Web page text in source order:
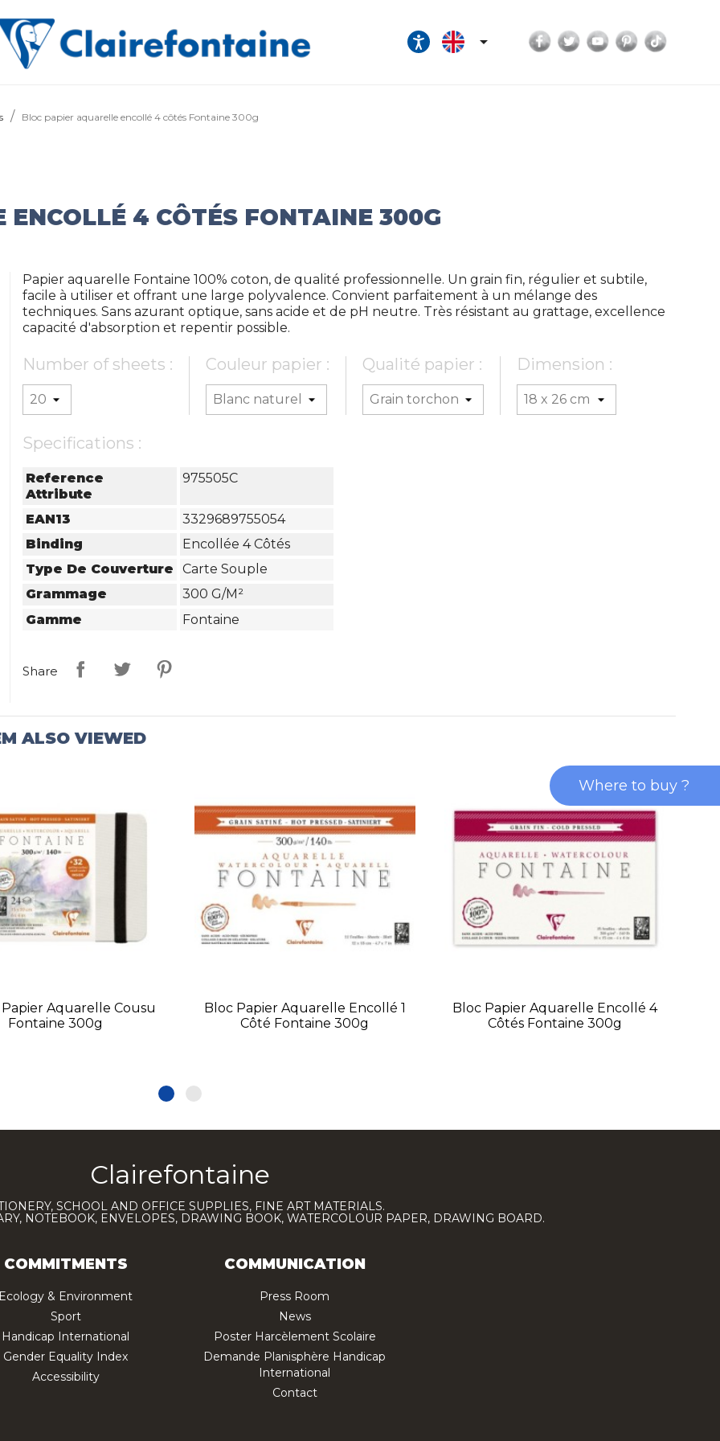
 Facebook
TwitterYouTubePinterest
Bloc papier aquarelle encollé 4 côtés Fontaine 300g
4 CÔTÉS FONTAINE 300G
Papier aquarelle Fontaine 100% coton, de qualité professionnelle. Un grain fin, régulier et subtile,
facile à utiliser et offrant une large polyvalence. Convient parfaitement à un mélange des
techniques. Sans azurant optique, sans acide et de pH neutre. Très résistant au grattage, excellence
capacité d'absorption et repentir possible.
Number of sheets : Couleur papier : Qualité papier : Dimension :
Specifications :
Reference
Attribute
975505C
EAN13
3329689755054
Binding
Encollée 4 Côtés
Type De Couverture
Carte Souple
Grammage
300 G/m²
Gamme
Fontaine
Share
ALSO VIEWED
Aquarelle Cousu
Fontaine 300g
Bloc Papier Aquarelle Encollé 1
Côté Fontaine 300g
Bloc Papier Aquarelle Encollé 4
Côtés Fontaine 300g
Clairefontaine
SCHOOL AND OFFICE SUPPLIES, FINE ART MATERIALS.
NOTEBOOK, ENVELOPES, DRAWING BOOK, WATERCOLOUR PAPER, DRAWING BOARD.
COMMITMENTS
& Environment
Sport
Handicap International
Gender Equality Index
Accessibility
COMMUNICATION
Press Room
News
Poster Harcèlement Scolaire
Demande Planisphère Handicap
International
Contact
Where to buy ?